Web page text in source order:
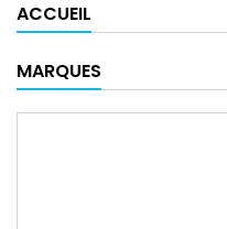
ACCUEIL
MARQUES